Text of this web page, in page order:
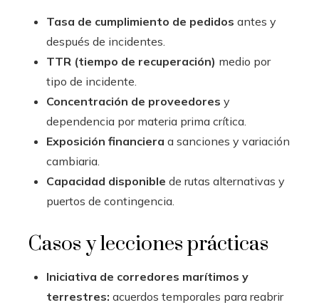
Tasa de cumplimiento de pedidos antes y
después de incidentes.
TTR (tiempo de recuperación) medio por
tipo de incidente.
Concentración de proveedores y
dependencia por materia prima crítica.
Exposición financiera a sanciones y variación
cambiaria.
Capacidad disponible de rutas alternativas y
puertos de contingencia.
Casos y lecciones prácticas
Iniciativa de corredores marítimos y
terrestres: acuerdos temporales para reabrir